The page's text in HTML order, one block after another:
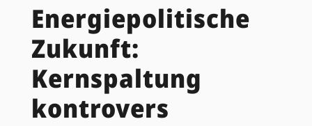
Energiepolitische
Zukunft:
Kernspaltung
kontrovers